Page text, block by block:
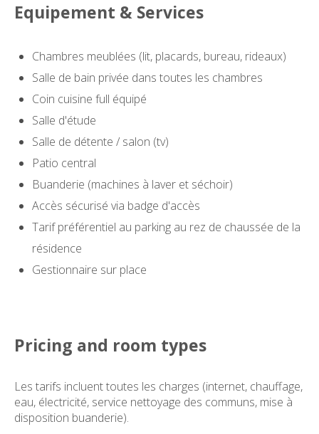
Equipement & Services
Chambres meublées (lit, placards, bureau, rideaux)
Salle de bain privée dans toutes les chambres
Coin cuisine full équipé
Salle d'étude
Salle de détente / salon (tv)
Patio central
Buanderie (machines à laver et séchoir)
Accès sécurisé via badge d'accès
Tarif préférentiel au parking au rez de chaussée de la
résidence
Gestionnaire sur place
Pricing and room types
Les tarifs incluent toutes les charges (internet, chauffage,
eau, électricité, service nettoyage des communs, mise à
disposition buanderie).